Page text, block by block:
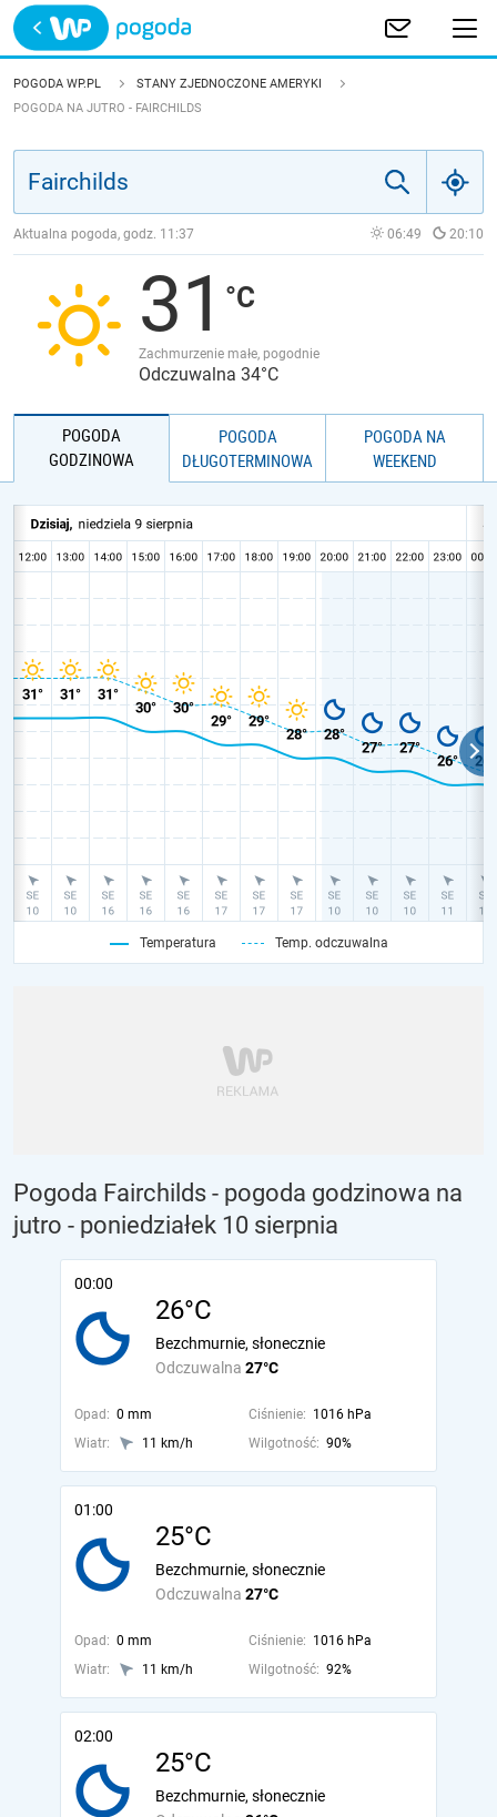
Trwa ładowanie
POLSKA
JAKOŚĆ POWIETRZA
POGODA WP.PL
STANY ZJEDNOCZONE AMERYKI
POGODA NA JUTRO - FAIRCHILDS
Aktualna pogoda, godz. 11:37 06:49 20:10
31
Zachmurzenie małe, pogodnie
Odczuwalna 34°C
POGODA
GODZINOWA
POGODA
DŁUGOTERMINOWA
POGODA NA
WEEKEND
Temperatura Temp. odczuwalna
Pogoda Fairchilds - pogoda godzinowa na
jutro - poniedziałek 10 sierpnia
00:00
26°C
Odczuwalna 27°C
Bezchmurnie, słonecznie
Opad: 0 mm Ciśnienie: 1016 hPa
Wiatr:
11 km/h Wilgotność: 90%
01:00
25°C
Odczuwalna 27°C
Bezchmurnie, słonecznie
Opad: 0 mm Ciśnienie: 1016 hPa
Wiatr:
11 km/h Wilgotność: 92%
02:00
25°C
Bezchmurnie, słonecznie